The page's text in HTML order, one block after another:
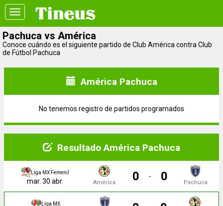
Toggle
navigation
Pachuca vs América
Conoce cuándo es el siguiente partido de Club América contra Club
de Fútbol Pachuca
América Pachuca
No tenemos registro de partidos programados
Resultado América Pachuca
Liga MX Femenil
mar. 30 abr. América 0 - 0 Pachuca
Liga MX